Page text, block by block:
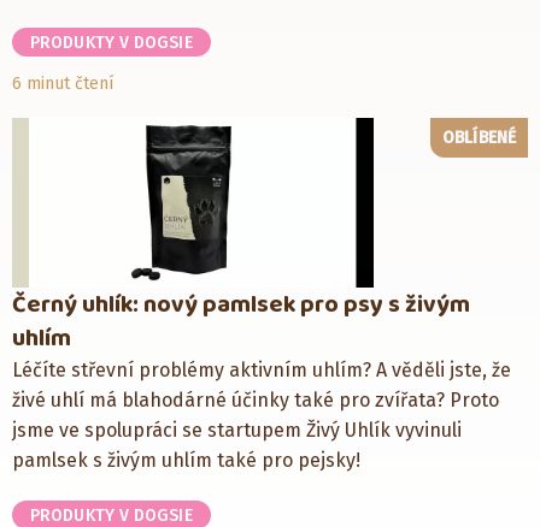
PRODUKTY V DOGSIE
6 minut čtení
OBLÍBENÉ
Černý uhlík: nový pamlsek pro psy s živým
uhlím
Léčíte střevní problémy aktivním uhlím? A věděli jste, že
živé uhlí má blahodárné účinky také pro zvířata? Proto
jsme ve spolupráci se startupem Živý Uhlík vyvinuli
pamlsek s živým uhlím také pro pejsky!
PRODUKTY V DOGSIE